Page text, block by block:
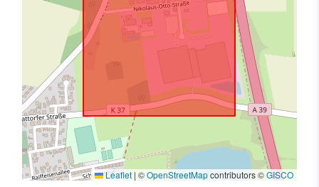
Leaflet | ©OpenStreetMapcontributors ©GISCO